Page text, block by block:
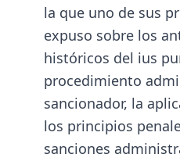
la que uno de sus
expuso sobre los
históricos del ius
procedimiento
sancionador, la
los principios
sanciones